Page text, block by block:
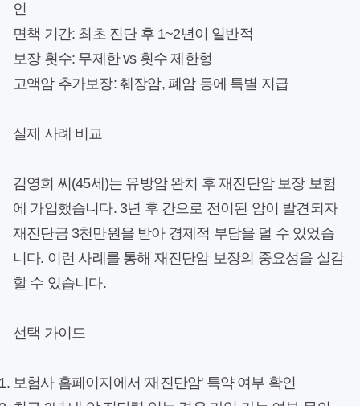
인
면책 기간: 최초 진단 후 1~2년이 일반적
보장 횟수: 무제한 vs 횟수 제한형
고액암 추가보장:췌장암, 폐암 등에 특별 지급
실제 사례 비교
김영희 씨(45세)는 유방암 완치 후 재진단암 보장 보험
에 가입했습니다. 3년 후 간으로 전이된 암이 발견되자
재진단금 3천만원을 받아 경제적 부담을 덜 수 있었습
니다. 이런 사례를 통해 재진단암 보장의 중요성을 실감
할 수 있습니다.
선택 가이드
보험사 홈페이지에서 '재진단암' 특약 여부 확인